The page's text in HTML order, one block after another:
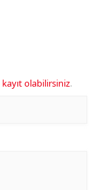
kayıt olabilirsiniz.